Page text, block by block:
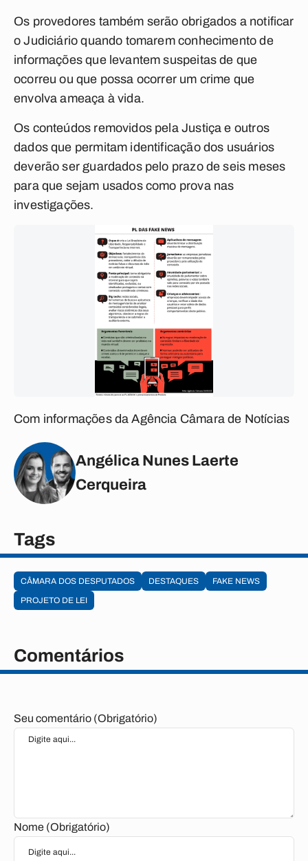
Os provedores também serão obrigados a notificar
o Judiciário quando tomarem conhecimento de
informações que levantem suspeitas de que
ocorreu ou que possa ocorrer um crime que
envolva ameaça à vida.
Os conteúdos removidos pela Justiça e outros
dados que permitam identificação dos usuários
deverão ser guardados pelo prazo de seis meses
para que sejam usados como prova nas
investigações.
Com informações da Agência Câmara de Notícias
Angélica Nunes Laerte
Cerqueira
Tags
CÂMARA DOS DESPUTADOS DESTAQUES
FAKE NEWS
PROJETO DE LEI
Comentários
Seu comentário (Obrigatório)
Nome (Obrigatório)